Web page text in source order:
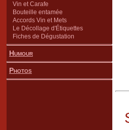
Vin et Carafe
Bouteille entamée
Accords Vin et Mets
Le Décollage d'Étiquettes
Fiches de Dégustation
Humour
Photos